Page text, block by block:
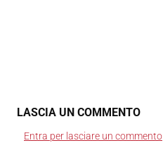
LASCIA UN COMMENTO
Entra per lasciare un commento